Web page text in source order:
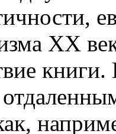
ХХ